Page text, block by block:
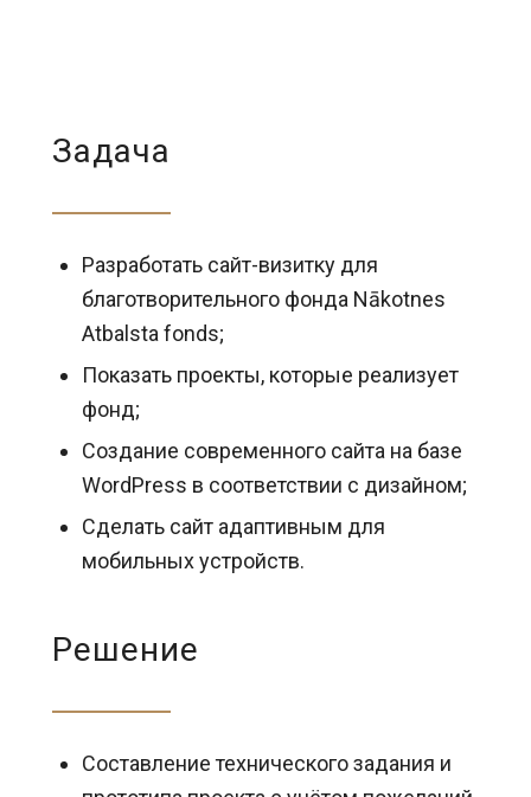
Задача
Разработать сайт-визитку для
благотворительного фонда Nākotnes
Atbalsta fonds;
Показать проекты, которые реализует
фонд;
Создание современного сайта на базе
WordPress в соответствии с дизайном;
Сделать сайт адаптивным для
мобильных устройств.
Решение
Составление технического задания и